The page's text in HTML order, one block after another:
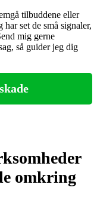
tilbuddene eller
set de små signaler,
mig gerne
så guider jeg dig
omkring